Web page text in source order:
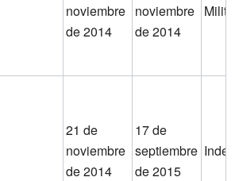
noviembre
de 2014
noviembre
de 2014
Militar
21 de
noviembre
de 2014
17 de
septiembre
de 2015